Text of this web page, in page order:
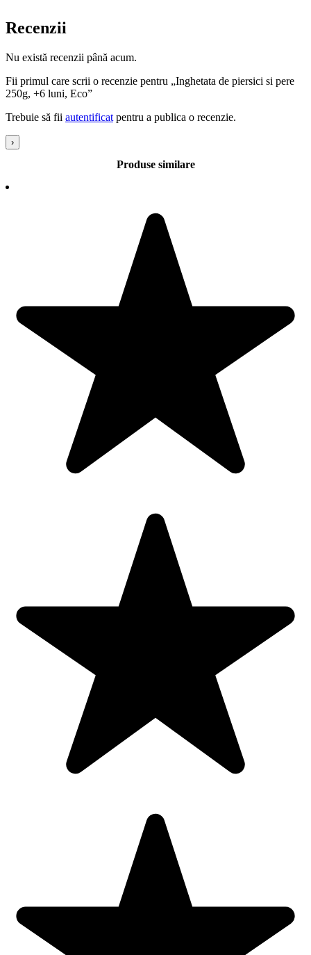
Recenzii
Nu există recenzii până acum.
Fii primul care scrii o recenzie pentru „Inghetata de piersici si pere
250g, +6 luni, Eco”
Trebuie să fii autentificat pentru a publica o recenzie.
›
Produse similare